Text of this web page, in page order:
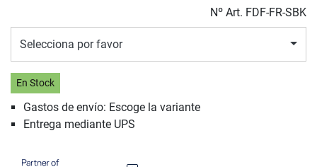
Nº Art. FDF-FR-SBK
Selecciona por favor
En Stock
Gastos de envío: Escoge la variante
Entrega mediante UPS